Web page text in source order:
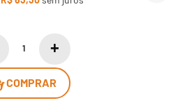
COMPRAR